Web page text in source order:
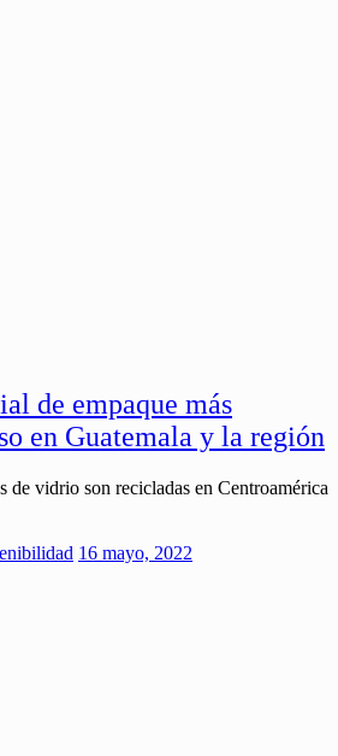
de empaque más
en Guatemala y la región
de vidrio son recicladas en Centroamérica
16 mayo, 2022